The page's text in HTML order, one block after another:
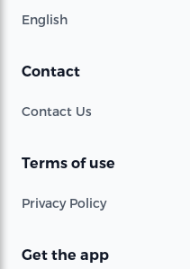
English
Contact
Contact Us
Terms of use
Privacy Policy
Get the app